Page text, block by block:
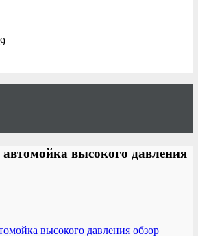
высокого давления